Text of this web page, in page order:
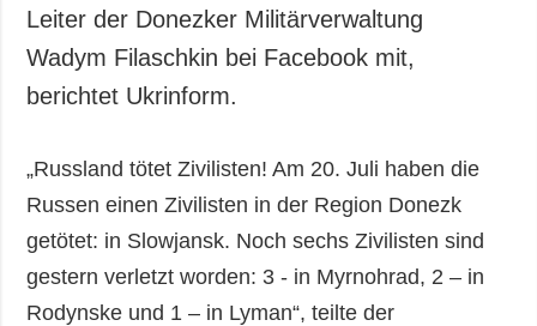
Veröffentlichungen
Interview
Fotos
Abonnement
Fotobank
Leiter der Donezker Militärverwaltung
Wadym Filaschkin bei Facebook mit,
berichtet Ukrinform.
„Russland tötet Zivilisten! Am 20. Juli haben die
Russen einen Zivilisten in der Region Donezk
getötet: in Slowjansk. Noch sechs Zivilisten sind
gestern verletzt worden: 3 - in Myrnohrad, 2 – in
Rodynske und 1 – in Lyman“, teilte der